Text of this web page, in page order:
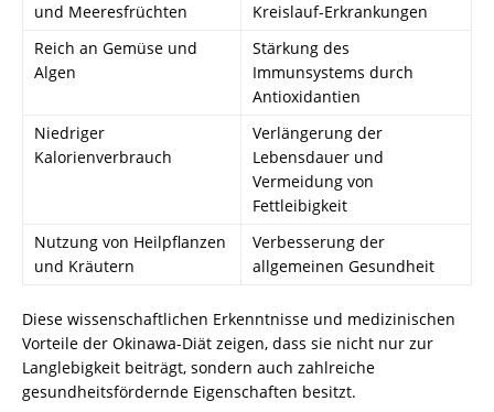
und Meeresfrüchten
Kreislauf-Erkrankungen
Reich an Gemüse und
Algen
Stärkung des
Immunsystems durch
Antioxidantien
Niedriger
Kalorienverbrauch
Verlängerung der
Lebensdauer und
Vermeidung von
Fettleibigkeit
Nutzung von Heilpflanzen
und Kräutern
Verbesserung der
allgemeinen Gesundheit
Diese wissenschaftlichen Erkenntnisse und medizinischen
Vorteile der Okinawa-Diät zeigen, dass sie nicht nur zur
Langlebigkeit beiträgt, sondern auch zahlreiche
gesundheitsfördernde Eigenschaften besitzt.